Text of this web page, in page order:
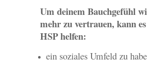
Um deinem Bauchgefühl
mehr zu vertrauen, kann
HSP helfen:
ein soziales Umfeld zu